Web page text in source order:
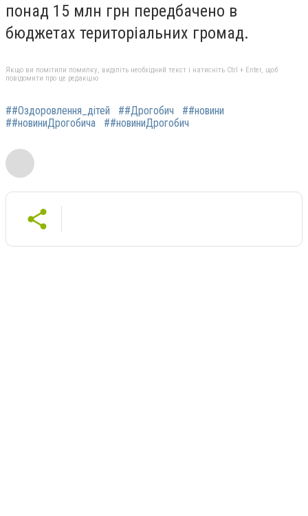
понад 15 млн грн передбачено в
бюджетах територіальних громад.
Якщо ви помітили помилку, виділіть необхідний текст і натисніть Ctrl + Enter, щоб
повідомити про це редакцію
##Оздоровлення_дітей ##Дрогобич
##новини
##новиниДрогобича
##новиниДрогобич